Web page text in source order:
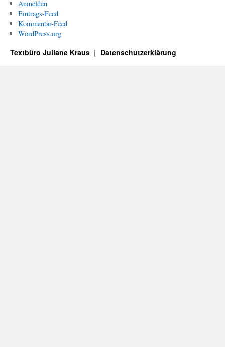
Anmelden
Eintrags-Feed
Kommentar-Feed
WordPress.org
Textbüro Juliane Kraus Datenschutzerklärung